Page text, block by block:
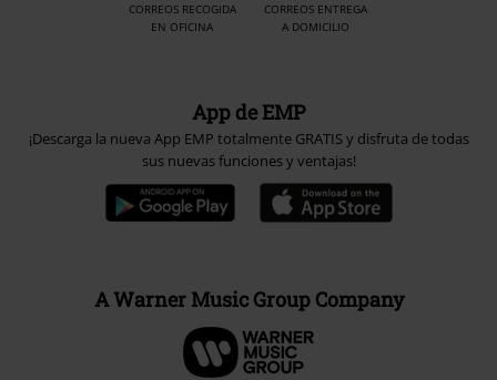
CORREOS RECOGIDA
EN OFICINA
CORREOS ENTREGA
A DOMICILIO
App de EMP
¡Descarga la nueva App EMP totalmente GRATIS y disfruta de todas
sus nuevas funciones y ventajas!
A Warner Music Group Company